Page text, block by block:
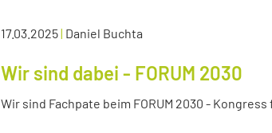
17.03.2025| Daniel Buchta
Wir sind dabei - FORUM 2030
Wir sind Fachpate beim FORUM 2030 -